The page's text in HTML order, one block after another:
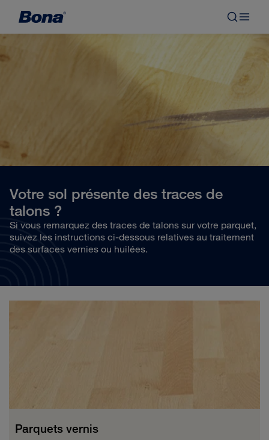
Votre sol présente des traces de
talons ?
Si vous remarquez des traces de talons sur votre parquet,
suivez les instructions ci-dessous relatives au traitement
des surfaces vernies ou huilées.
Parquets vernis